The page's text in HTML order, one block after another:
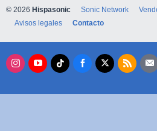
© 2026 Hispasonic Sonic Network
Avisos legales
Contacto